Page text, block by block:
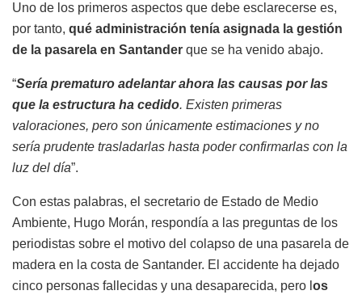
Uno de los primeros aspectos que debe esclarecerse es,
por tanto, qué administración tenía asignada la gestión
de la pasarela en Santander que se ha venido abajo.
“Sería prematuro adelantar ahora las causas por las
que la estructura ha cedido. Existen primeras
valoraciones, pero son únicamente estimaciones y no
sería prudente trasladarlas hasta poder confirmarlas con la
luz del día”.
Con estas palabras, el secretario de Estado de Medio
Ambiente, Hugo Morán, respondía a las preguntas de los
periodistas sobre el motivo del colapso de una pasarela de
madera en la costa de Santander. El accidente ha dejado
cinco personas fallecidas y una desaparecida, pero l os